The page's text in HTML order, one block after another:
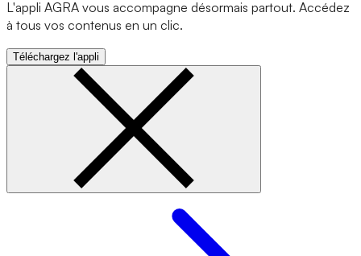
L'appli AGRA vous accompagne désormais partout. Accédez
à tous vos contenus en un clic.
Téléchargez l'appli